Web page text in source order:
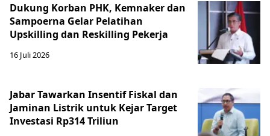
Dukung Korban PHK, Kemnaker dan
Sampoerna Gelar Pelatihan
Upskilling dan Reskilling Pekerja
16 Juli 2026
Jabar Tawarkan Insentif Fiskal dan
Jaminan Listrik untuk Kejar Target
Investasi Rp314 Triliun